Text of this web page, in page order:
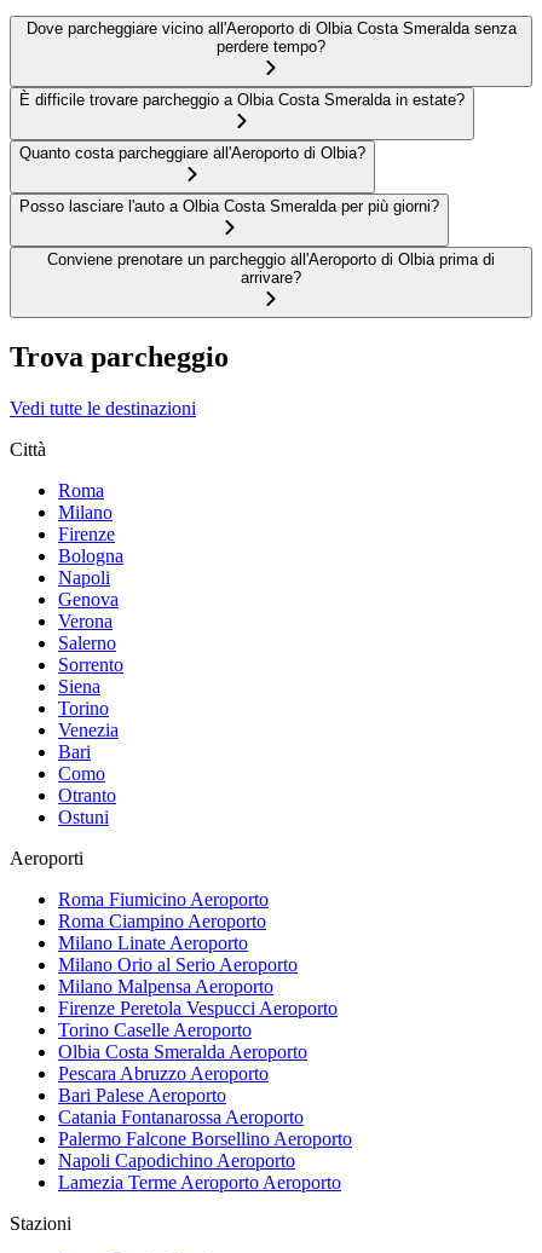
Dove parcheggiare vicino all'Aeroporto di Olbia Costa Smeralda senza
perdere tempo?
È difficile trovare parcheggio a Olbia Costa Smeralda in estate?
Quanto costa parcheggiare all'Aeroporto di Olbia?
Posso lasciare l'auto a Olbia Costa Smeralda per più giorni?
Conviene prenotare un parcheggio all'Aeroporto di Olbia prima di
arrivare?
Trova parcheggio
Vedi tutte le destinazioni
Città
Roma
Milano
Firenze
Bologna
Napoli
Genova
Verona
Salerno
Sorrento
Siena
Torino
Venezia
Bari
Como
Otranto
Ostuni
Aeroporti
Roma Fiumicino Aeroporto
Roma Ciampino Aeroporto
Milano Linate Aeroporto
Milano Orio al Serio Aeroporto
Milano Malpensa Aeroporto
Firenze Peretola Vespucci Aeroporto
Torino Caselle Aeroporto
Olbia Costa Smeralda Aeroporto
Pescara Abruzzo Aeroporto
Bari Palese Aeroporto
Catania Fontanarossa Aeroporto
Palermo Falcone Borsellino Aeroporto
Napoli Capodichino Aeroporto
Lamezia Terme Aeroporto Aeroporto
Stazioni